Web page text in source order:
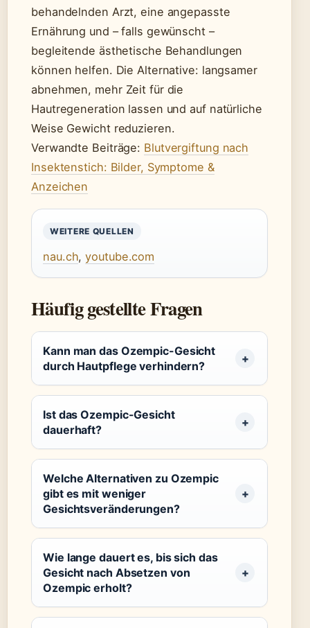
behandelnden Arzt, eine angepasste
Ernährung und – falls gewünscht –
begleitende ästhetische Behandlungen
können helfen. Die Alternative: langsamer
abnehmen, mehr Zeit für die
Hautregeneration lassen und auf natürliche
Weise Gewicht reduzieren.
Verwandte Beiträge: Blutvergiftung nach
Insektenstich: Bilder, Symptome &
Anzeichen
WEITERE QUELLEN
nau.ch,youtube.com
Häufig gestellte Fragen
Kann man das Ozempic-Gesicht
durch Hautpflege verhindern?
Ist das Ozempic-Gesicht
dauerhaft?
Welche Alternativen zu Ozempic
gibt es mit weniger
Gesichtsveränderungen?
Wie lange dauert es, bis sich das
Gesicht nach Absetzen von
Ozempic erholt?